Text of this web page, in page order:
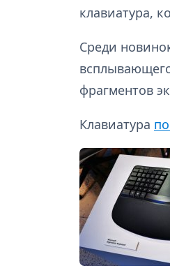
клавиатура,
Среди
фрагментов
Клавиатура